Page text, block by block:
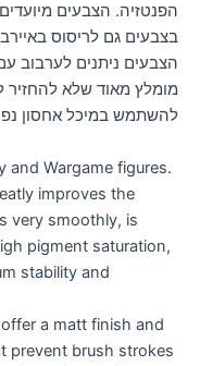
הפנטזיה. הצבעים
בצבעים גם לריסוס
הצבעים ניתנים לערבוב
מומלץ מאוד שלא
להשתמש במיכל אחסון
and Wargame figures.
improves the
very smoothly, is
pigment saturation,
stability and
a matt finish and
prevent brush strokes